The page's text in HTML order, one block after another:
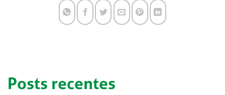
Posts recentes